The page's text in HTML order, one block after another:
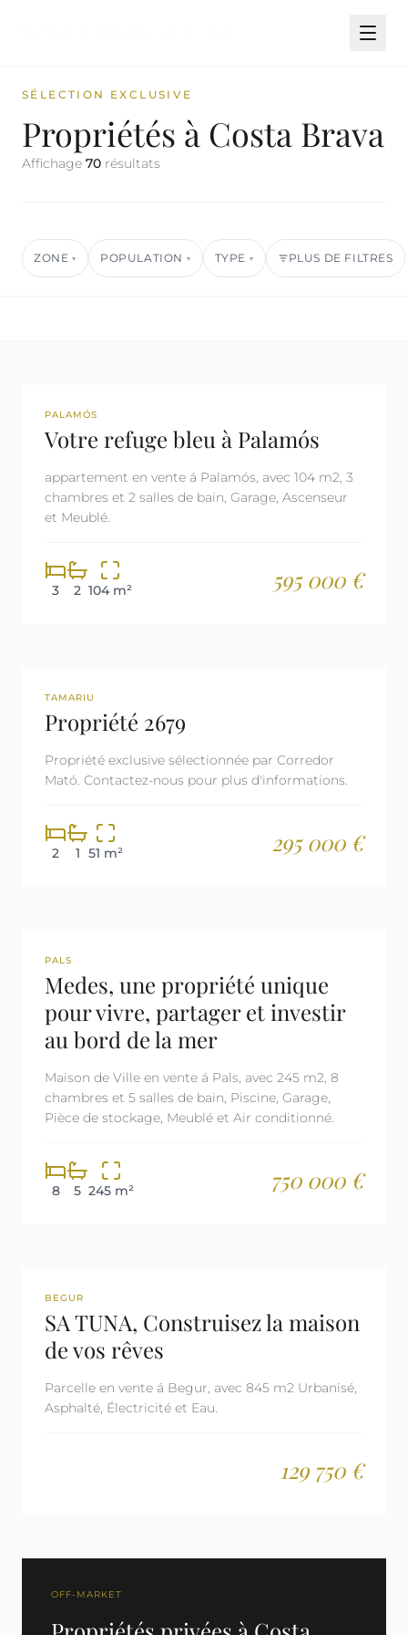
SÉLECTION EXCLUSIVE
Propriétés à Costa Brava
Affichage 70 résultats
ZONE ▾ POPULATION ▾ TYPE ▾ PLUS DE FILTRES
REF: 2650
PALAMÓS
Votre refuge bleu à Palamós
appartement en vente á Palamós, avec 104 m2, 3
chambres et 2 salles de bain, Garage, Ascenseur
et Meublé.
3 2 104 m² 595 000 €
REF: 2679
TAMARIU
Propriété 2679
Propriété exclusive sélectionnée par Corredor
Mató. Contactez-nous pour plus d'informations.
2 1 51 m² 295 000 €
REF: 2734
PALS
Medes, une propriété unique
pour vivre, partager et investir
au bord de la mer
Maison de Ville en vente á Pals, avec 245 m2, 8
chambres et 5 salles de bain, Piscine, Garage,
Pièce de stockage, Meublé et Air conditionné.
8 5 245 m² 750 000 €
REF: 3071
BEGUR
SA TUNA, Construisez la maison
de vos rêves
Parcelle en vente á Begur, avec 845 m2 Urbanisé,
Asphalté, Électricité et Eau.
129 750 €
OFF-MARKET